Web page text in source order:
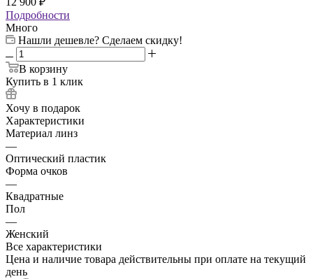
Подробности
Много
Нашли дешевле? Сделаем скидку!
В корзину
Купить в 1 клик
Хочу в подарок
Характеристики
Материал линз
—
Оптический пластик
Форма очков
—
Квадратные
Пол
—
Женский
Все характеристики
Цена и наличие товара действительны при оплате на текущий
день